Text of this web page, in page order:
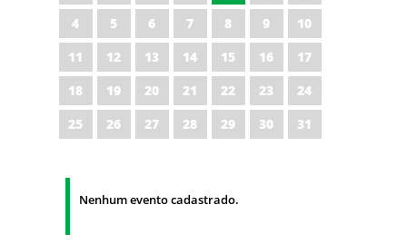
4
5 6 7 8 9
10
11
12 13 14 15 16
17
18
19 20 21 22 23
24
25
26 27 28 29 30 31
Nenhum evento cadastrado.